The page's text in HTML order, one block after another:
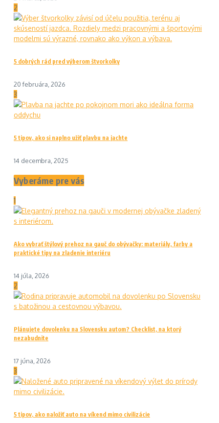
2
5 dobrých rád pred výberom štvorkolky
20 februára, 2026
3
5 tipov, ako si naplno užiť plavbu na jachte
14 decembra, 2025
Vyberáme pre vás
1
Ako vybrať štýlový prehoz na gauč do obývačky: materiály, farby a
praktické tipy na zladenie interiéru
14 júla, 2026
2
Plánujete dovolenku na Slovensku autom? Checklist, na ktorý
nezabudnite
17 júna, 2026
3
5 tipov, ako naložiť auto na víkend mimo civilizácie